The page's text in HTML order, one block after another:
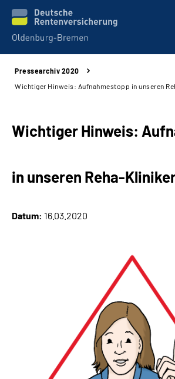
Reha-Kliniken
Karriere
Inhalte in Gebärdensprache (DGS)
Pressearchiv 2020
Wichtiger Hinweis: Aufnahmestopp in unseren
Wichtiger Hinweis:
in unseren Reha-
Datum: 16.03.2020